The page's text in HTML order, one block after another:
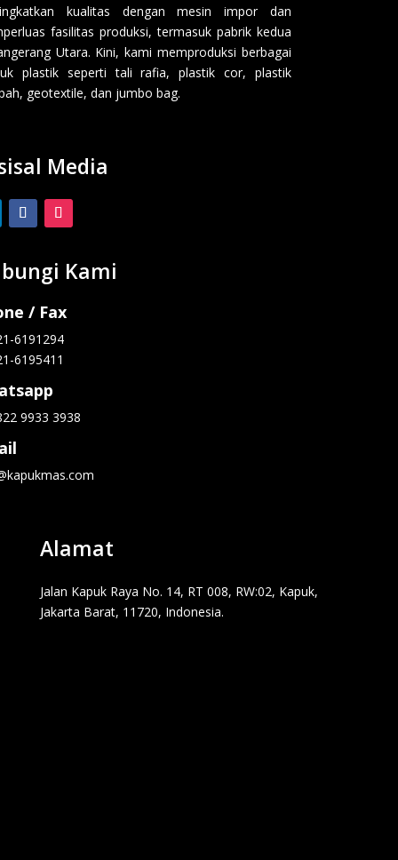
kualitas dengan mesin impor dan
fasilitas produksi, termasuk pabrik kedua
Utara. Kini, kami memproduksi berbagai
plastik seperti tali rafia, plastik cor, plastik
geotextile, dan jumbo bag.
Media
Kami
/ Fax
6191294
6195411
9933 3938
Alamat
Jalan Kapuk Raya No. 14, RT 008, RW:02, Kapuk,
Jakarta Barat, 11720, Indonesia.